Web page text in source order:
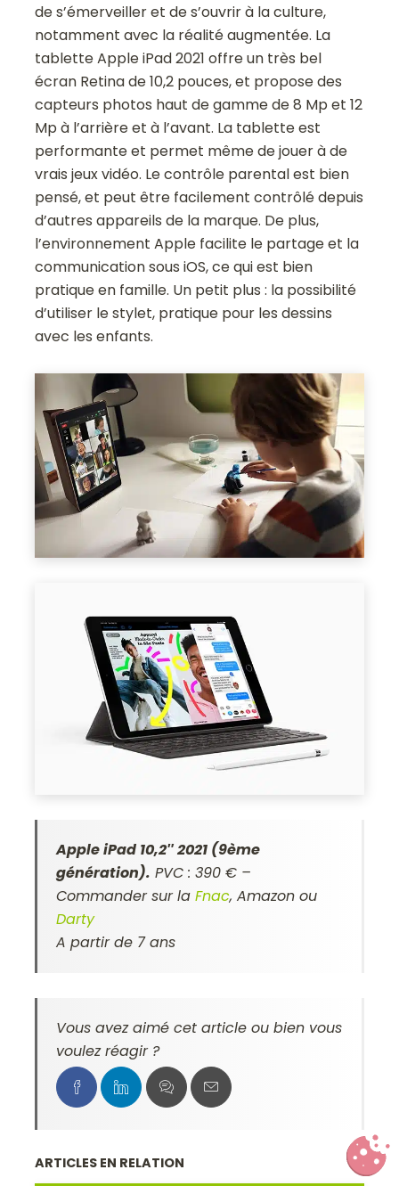
de s’émerveiller et de s’ouvrir à la culture,
notamment avec la réalité augmentée. La
tablette Apple iPad 2021 offre un très bel
écran Retina de 10,2 pouces, et propose des
capteurs photos haut de gamme de 8 Mp et 12
Mp à l’arrière et à l’avant. La tablette est
performante et permet même de jouer à de
vrais jeux vidéo. Le contrôle parental est bien
pensé, et peut être facilement contrôlé depuis
d’autres appareils de la marque. De plus,
l’environnement Apple facilite le partage et la
communication sous iOS, ce qui est bien
pratique en famille. Un petit plus : la possibilité
d’utiliser le stylet, pratique pour les dessins
avec les enfants.
Apple iPad 10,2″ 2021 (9ème
génération). PVC : 390 € –
Commander sur laFnac, Amazon ou
Darty
A partir de 7 ans
Vous avez aimé cet article ou bien vous
voulez réagir ?
ARTICLES EN RELATION